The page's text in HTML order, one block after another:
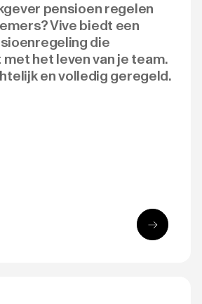
pensioen regelen
Vive biedt een
die
het leven van je team.
en volledig geregeld.